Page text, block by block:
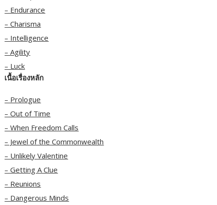
– Endurance
– Charisma
– Intelligence
– Agility
– Luck
เนื้อเรื่องหลัก
– Prologue
– Out of Time
– When Freedom Calls
– Jewel of the Commonwealth
– Unlikely Valentine
– Getting A Clue
– Reunions
– Dangerous Minds